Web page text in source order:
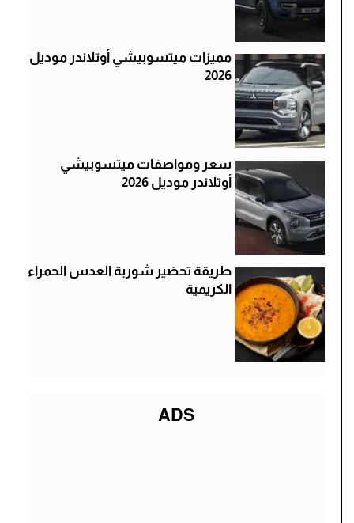
مميزات ميتسوبيشي أوتلاندر موديل
2026
سعر ومواصفات ميتسوبيشي
أوتلاندر موديل 2026
طريقة تحضير شوربة العدس الحمراء
الكريمية
ADS